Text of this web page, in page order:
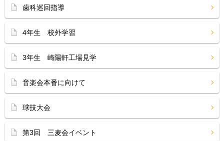
歯科巡回指導
4年生 校外学習
3年生 崎陽軒工場見学
音楽会本番に向けて
球技大会
第3回 三麦会イベント